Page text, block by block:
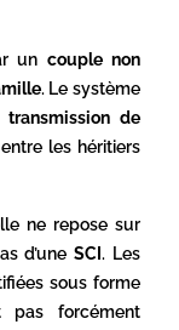
un couple non
. Le système
transmission de
les héritiers
ne repose sur
d’uneSCI. Les
sous forme
pas forcément